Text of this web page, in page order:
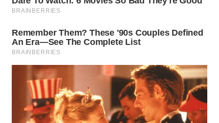
NET
WAHANA
SPORT
WAHANA
UMKM
WAHANA
SELEB